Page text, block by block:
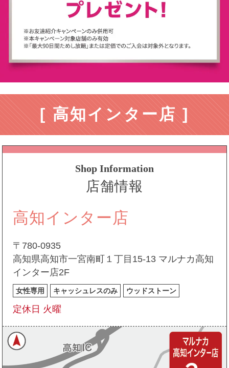
[ 高知インター店 ]
Shop Information
店舗情報
高知インター店
〒780-0935
高知県高知市一宮南町１丁目15-13 マルナカ高知
インター店2F
女性専用 キャッシュレスのみ ウッドストーン
定休日 火曜